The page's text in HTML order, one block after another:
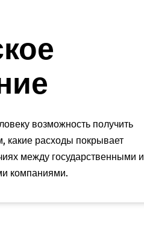
возможность получить
какие расходы покрывает
между государственными и
компаниями.